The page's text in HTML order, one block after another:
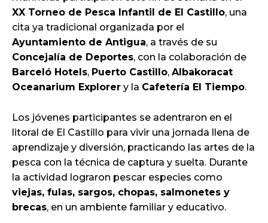
XX Torneo de Pesca Infantil de El Castillo, una
cita ya tradicional organizada por el
Ayuntamiento de Antigua, a través de su
Concejalía de Deportes, con la colaboración de
Barceló Hotels, Puerto Castillo, Albakoracat
Oceanarium Explorer y la Cafetería El Tiempo.
Los jóvenes participantes se adentraron en el
litoral de El Castillo para vivir una jornada llena de
aprendizaje y diversión, practicando las artes de la
pesca con la técnica de captura y suelta. Durante
la actividad lograron pescar especies como
viejas, fulas, sargos, chopas, salmonetes y
brecas, en un ambiente familiar y educativo.